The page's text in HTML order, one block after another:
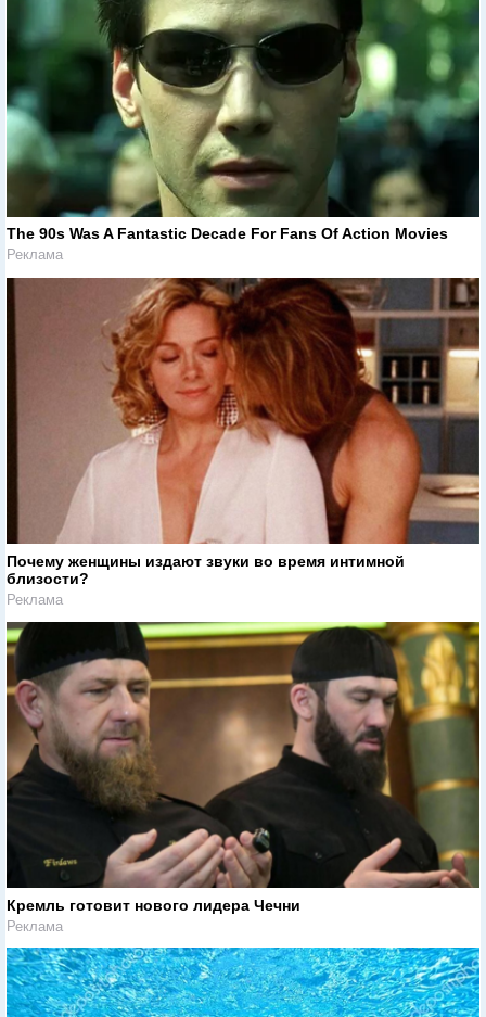
The 90s Was A Fantastic Decade For Fans Of Action Movies
Реклама
Почему женщины издают звуки во время интимной
близости?
Реклама
Кремль готовит нового лидера Чечни
Реклама